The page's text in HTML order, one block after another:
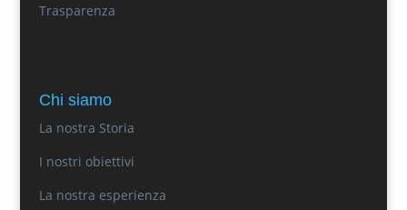
Trasparenza
Chi siamo
La nostra Storia
I nostri obiettivi
La nostra esperienza